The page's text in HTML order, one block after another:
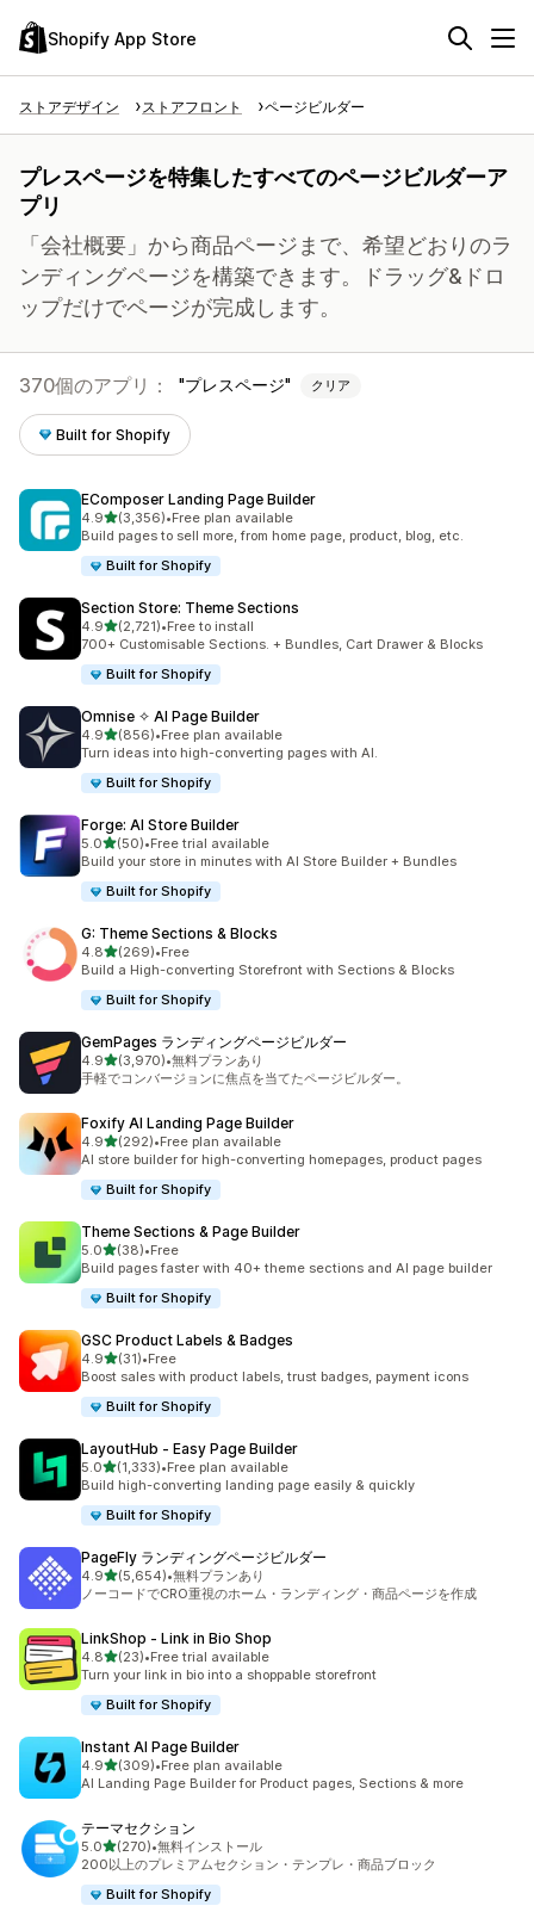
Shopify App Store
ストアデザイン ストアフロント ページビルダー
プレスページを特集したすべてのページビルダーア
プリ
「会社概要」から商品ページまで、希望どおりのラ
ンディングページを構築できます。ドラッグ&ドロ
ップだけでページが完成します。
370個のアプリ： プレスページ クリア
Built for Shopify
EComposer Landing Page Builder
4.95つ星中
(3,356)
合計レビュー数：3356件
•Free plan available
Build pages to sell more, from home page, product, blog, etc.
Built for Shopify
Section Store: Theme Sections
4.95つ星中
(2,721)
合計レビュー数：2721件
•Free to install
700+ Customisable Sections. + Bundles, Cart Drawer & Blocks
Built for Shopify
Omnise ✧ AI Page Builder
4.95つ星中
(856)
合計レビュー数：856件
•Free plan available
Turn ideas into high-converting pages with AI.
Built for Shopify
Forge: AI Store Builder
5.05つ星中
(50)
合計レビュー数：50件
•Free trial available
Build your store in minutes with AI Store Builder + Bundles
Built for Shopify
G: Theme Sections & Blocks
4.85つ星中
(269)
合計レビュー数：269件
•Free
Build a High-converting Storefront with Sections & Blocks
Built for Shopify
GemPages ランディングページビルダー
4.95つ星中
(3,970)
合計レビュー数：3970件
•無料プランあり
手軽でコンバージョンに焦点を当てたページビルダー。
Foxify AI Landing Page Builder
4.95つ星中
(292)
合計レビュー数：292件
•Free plan available
AI store builder for high-converting homepages, product pages
Built for Shopify
Theme Sections & Page Builder
5.05つ星中
(38)
合計レビュー数：38件
•Free
Build pages faster with 40+ theme sections and AI page builder
Built for Shopify
GSC Product Labels & Badges
4.95つ星中
(31)
合計レビュー数：31件
•Free
Boost sales with product labels, trust badges, payment icons
Built for Shopify
LayoutHub ‑ Easy Page Builder
5.05つ星中
(1,333)
合計レビュー数：1333件
•Free plan available
Build high-converting landing page easily & quickly
Built for Shopify
PageFly ランディングページビルダー
4.95つ星中
(5,654)
合計レビュー数：5654件
•無料プランあり
ノーコードでCRO重視のホーム・ランディング・商品ページを作成
LinkShop ‑ Link in Bio Shop
4.85つ星中
(23)
合計レビュー数：23件
•Free trial available
Turn your link in bio into a shoppable storefront
Built for Shopify
Instant AI Page Builder
4.95つ星中
(309)
合計レビュー数：309件
•Free plan available
AI Landing Page Builder for Product pages, Sections & more
テーマセクション
5.05つ星中
(270)
合計レビュー数：270件
•無料インストール
200以上のプレミアムセクション・テンプレ・商品ブロック
Built for Shopify